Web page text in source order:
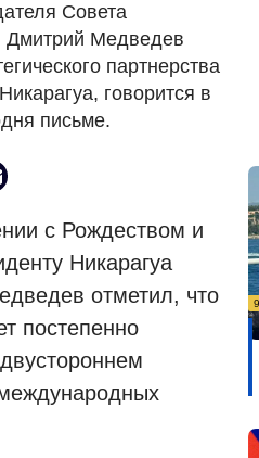
Совета
Дмитрий Медведев
партнерства
говорится в
письме.
с Рождеством и
Никарагуа
отметил, что
постепенно